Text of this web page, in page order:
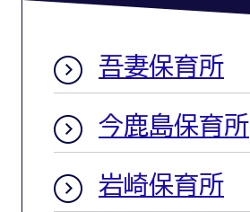
吾妻保育所
今鹿島保育所
岩崎保育所